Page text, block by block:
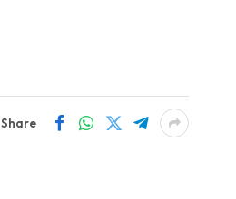
Share